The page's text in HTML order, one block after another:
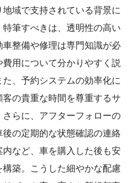
域で支持されている背景に
筆すべきは、透明性の高い
整備や修理は専門知識が必
用について分かりやすく説
、予約システムの効率化に
の貴重な時間を尊重するサ
らに、アフターフォローの
の定期的な状態確認の連絡
など、車を購入した後も安
築。こうした細やかな配慮